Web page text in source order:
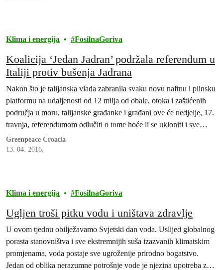
Klima i energija FosilnaGoriva
Koalicija ‘Jedan Jadran’ podržala referendum u
Italiji protiv bušenja Jadrana
Nakon što je talijanska vlada zabranila svaku novu naftnu i plinsku
platformu na udaljenosti od 12 milja od obale, otoka i zaštićenih
područja u moru, talijanske građanke i građani ove će nedjelje, 17.
travnja, referendumom odlučiti o tome hoće li se ukloniti i sve
postojeće platforme na navedenoj udaljenosti u s istekom njihovih
koncesija.
Greenpeace Croatia
13. 04. 2016.
Klima i energija FosilnaGoriva
Ugljen troši pitku vodu i uništava zdravlje
U ovom tjednu obilježavamo Svjetski dan voda. Uslijed globalnog
porasta stanovništva i sve ekstremnijih suša izazvanih klimatskim
promjenama, voda postaje sve ugroženije prirodno bogatstvo.
Jedan od oblika nerazumne potrošnje vode je njezina upotreba za